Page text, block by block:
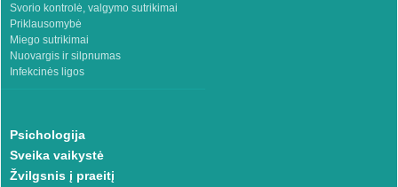
Svorio kontrolė, valgymo sutrikimai
Priklausomybė
Miego sutrikimai
Nuovargis ir silpnumas
Infekcinės ligos
Psichologija
Sveika vaikystė
Žvilgsnis į praeitį